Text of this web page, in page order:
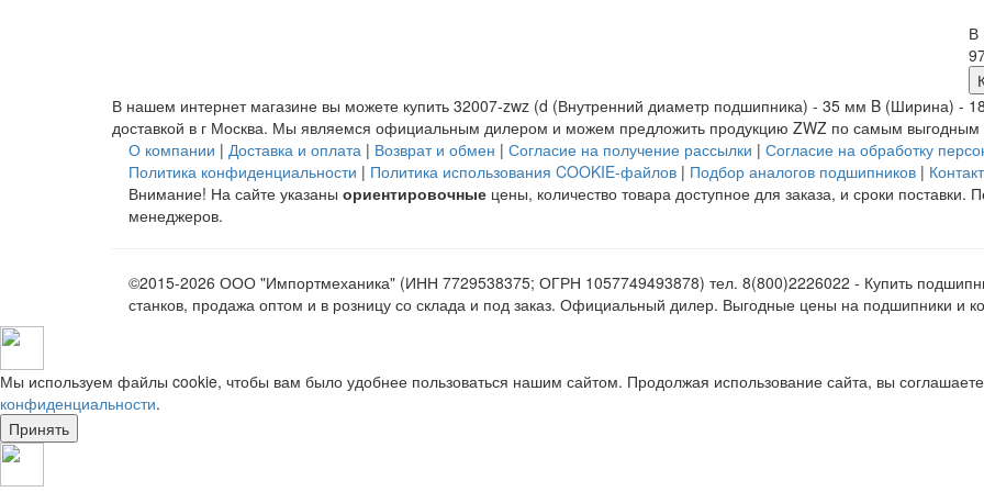
В
В нашем интернет магазине вы можете купить 32007-zwz (d (Внутренний диаметр подшипника) - 35 мм B (Ширина) -
доставкой в г Москва. Мы являемся официальным дилером и можем предложить продукцию ZWZ по самым выгодным
О компании | Доставка и оплата | Возврат и обмен | Согласие на получение рассылки | Согласие на обработку
Политика конфиденциальности | Политика использования COOKIE-файлов | Подбор аналогов подшипников |
Внимание! На сайте указаны ориентировочные цены, количество товара доступное для заказа, и сроки
менеджеров.
©2015-2026 ООО "Импортмеханика" (ИНН 7729538375; ОГРН 1057749493878) тел. 8(800)2226022 - Купить
станков, продажа оптом и в розницу со склада и под заказ. Официальный дилер. Выгодные цены на подшипники и
Мы используем файлы cookie, чтобы вам было удобнее пользоваться нашим сайтом. Продолжая использование сайта, вы
конфиденциальности.
Принять